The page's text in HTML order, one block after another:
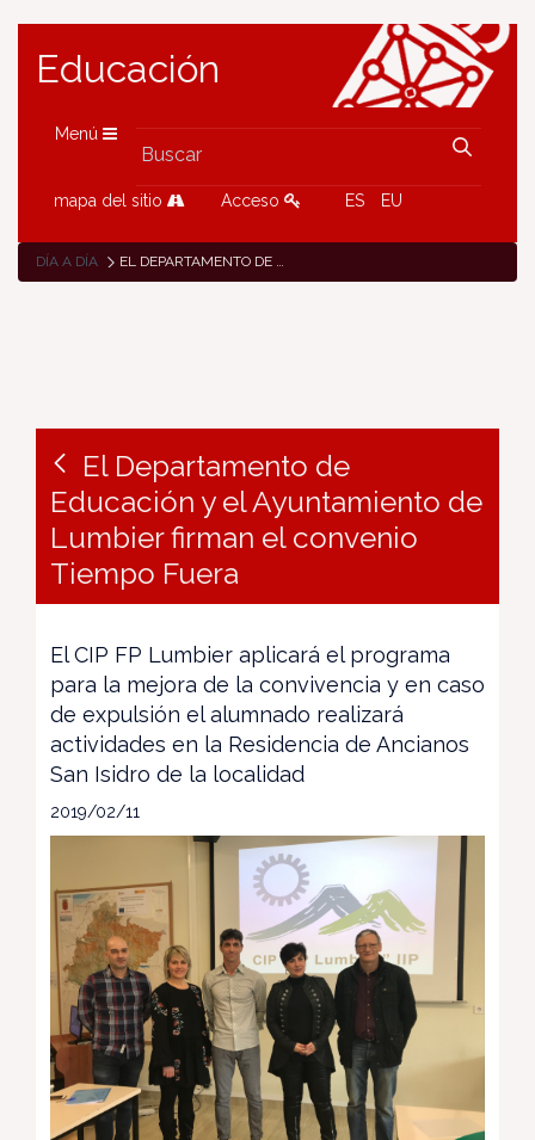
Educación
Menú
mapa del sitio Acceso ES EU
DÍA A DÍA EL DEPARTAMENTO DE EDUCACIÓN Y EL AYUNTAMIENTO DE LUMBIER FIRMAN EL CONVENIO TIEMPO FUERA
El Departamento de
Educación y el Ayuntamiento de
Lumbier firman el convenio
Tiempo Fuera
El CIP FP Lumbier aplicará el programa
para la mejora de la convivencia y en caso
de expulsión el alumnado realizará
actividades en la Residencia de Ancianos
San Isidro de la localidad
2019/02/11